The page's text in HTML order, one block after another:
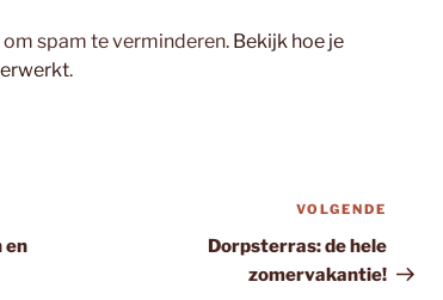
spam te verminderen. Bekijk hoe je
.
en
bericht
VOLGENDE
Dorpsterras: de hele
zomervakantie!